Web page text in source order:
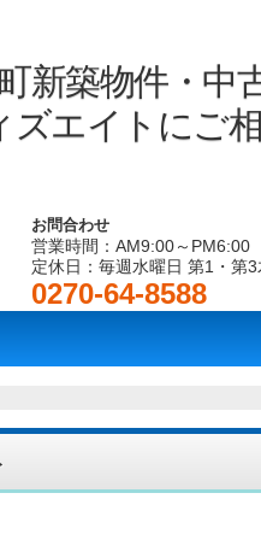
お問合わせ
営業時間：AM9:00～PM6:00
定休日：毎週水曜日 第1・第3
0270-64-8588